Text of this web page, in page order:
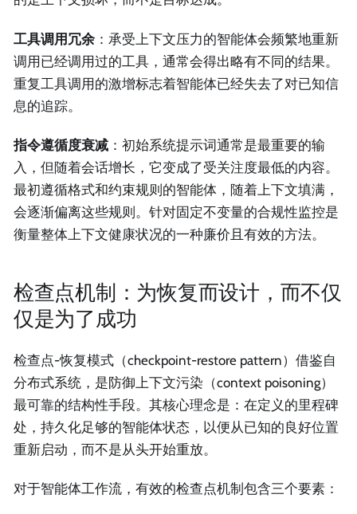
工具调用冗余：承受上下文压力的智能体会频繁地重新
调用已经调用过的工具，通常会得出略有不同的结果。
重复工具调用的激增标志着智能体已经失去了对已知信
息的追踪。
指令遵循度衰减 ：初始系统提示词通常是最重要的输
入，但随着会话增长，它变成了受关注度最低的内容。
最初遵循格式和约束规则的智能体，随着上下文填满，
会逐渐偏离这些规则。针对固定不变量的合规性监控是
衡量整体上下文健康状况的一种廉价且有效的方法。
检查点机制：为恢复而设计，而不仅
仅是为了成功
检查点-恢复模式（checkpoint-restore pattern）借鉴自
分布式系统，是防御上下文污染（context poisoning）
最可靠的结构性手段。其核心理念是：在定义的里程碑
处，持久化足够的智能体状态，以便从已知的良好位置
重新启动，而不是从头开始重放。
对于智能体工作流，有效的检查点机制包含三个要素：